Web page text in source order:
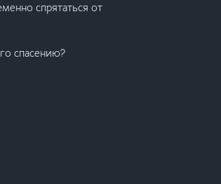
спрятаться от
спасению?